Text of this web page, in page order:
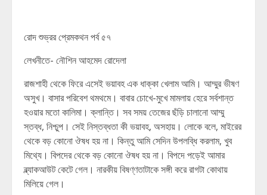
রোদ শুভ্রর প্রেমকথন পর্ব ৫৭
লেখনীতে- নৌশিন আহমেদ রোদেলা
রাজশাহী থেকে ফিরে এসেই ভয়াবহ এক ধাক্কা খেলাম আমি। আম্মুর ভীষণ
অসুখ। বাসার পরিবেশ থমথমে। বাবার চোখে-মুখে মামলায় হেরে সর্বশান্ত
হওয়ার মতো কালিমা। ক্লান্তি। সব সময় তেজের ছঁড়ি চালানো আম্মু
স্তব্ধ, নিশ্চুপ। সেই নিস্তব্ধতা কী ভয়াবহ, অসহায়। লোকে বলে, মাইরের
থেকে বড় কোনো ঔষধ হয় না। কিন্তু আমি সেদিন উপলব্ধি করলাম, খুব
মিথ্যে। বিপদের থেকে বড় কোনো ঔষধ হয় না। বিপদে পড়েই আমার
ব্ল্যাকআউট কেটে গেল। নারকীয় বিষণ্ণতাটাকে সঙ্গী করে রাগটা কোথায়
মিলিয়ে গেল।